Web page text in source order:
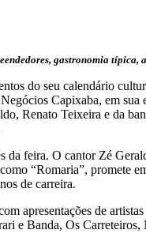
gastronomia
do seu calendário
Capixaba, em sua
Renato Teixeira e da
da feira. O cantor Zé
“Romaria”, promete
de carreira.
apresentações de
e Banda, Os